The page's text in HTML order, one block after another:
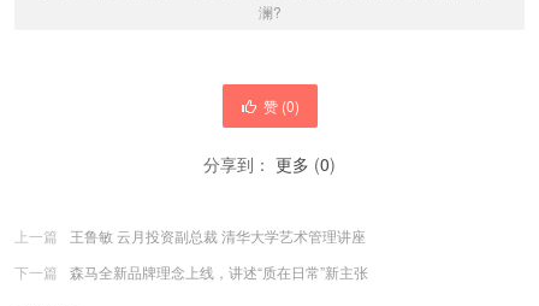
澜?
赞 (0)
分享到： 更多 (0)
上一篇
王鲁敏 云月投资副总裁 清华大学艺术管理讲座
下一篇
森马全新品牌理念上线，讲述“质在日常”新主张